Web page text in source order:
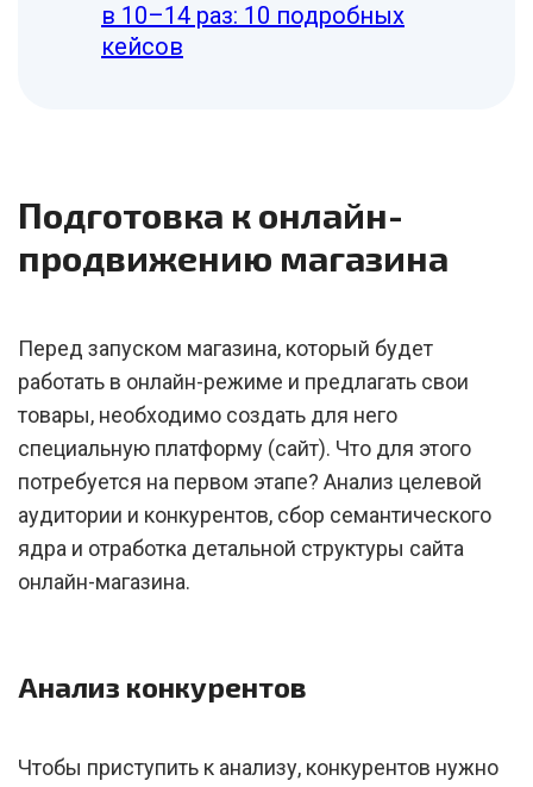
в 10–14 раз: 10 подробных
кейсов
Подготовка к онлайн-
продвижению магазина
Перед запуском магазина, который будет
работать в онлайн-режиме и предлагать свои
товары, необходимо создать для него
специальную платформу (сайт). Что для этого
потребуется на первом этапе? Анализ целевой
аудитории и конкурентов, сбор семантического
ядра и отработка детальной структуры сайта
онлайн-магазина.
Анализ конкурентов
Чтобы приступить к анализу, конкурентов нужно